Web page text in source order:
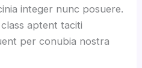
integer nunc posuere.
aptent taciti
per conubia nostra